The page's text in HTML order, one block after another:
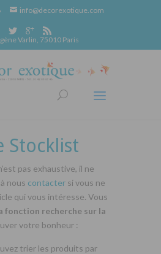
info@decorexotique.com
Varlin, 75010 Paris
Stocklist
pas exhaustive, il ne
nous contacter si vous ne
qui vous intéresse. Vous
fonction recherche sur la
votre bonheur :
trier les produits par